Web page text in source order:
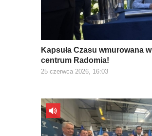
Kapsuła Czasu wmurowana w
centrum Radomia!
25 czerwca 2026, 16:03